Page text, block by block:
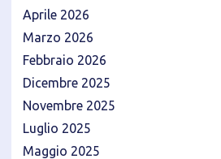
Aprile 2026
Marzo 2026
Febbraio 2026
Dicembre 2025
Novembre 2025
Luglio 2025
Maggio 2025